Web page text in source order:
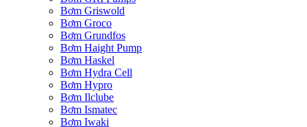
Bơm Griswold
Bơm Groco
Bơm Grundfos
Bơm Haight Pump
Bơm Haskel
Bơm Hydra Cell
Bơm Hypro
Bơm Ilclube
Bơm Ismatec
Bơm Iwaki